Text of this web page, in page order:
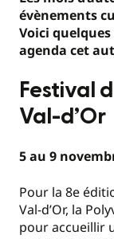
évènements
Voici
agenda cet
Festival
Val-d’Or
5 au 9
Pour la 8e
Val-d’Or, la
pour accueillir